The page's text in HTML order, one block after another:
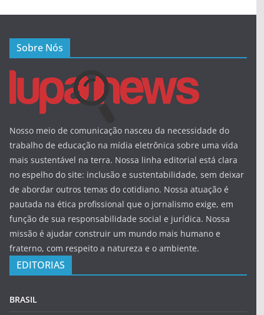
Sobre Nós
Nosso meio de comunicação nasceu da necessidade do
trabalho de educação na mídia eletrônica sobre uma vida
mais sustentável na terra. Nossa linha editorial está clara
no espelho do site: inclusão e sustentabilidade, sem deixar
de abordar outros temas do cotidiano. Nossa atuação é
pautada na ética profissional que o jornalismo exige, em
função de sua responsabilidade social e jurídica. Nossa
missão é ajudar construir um mundo mais humano e
fraterno, com respeito a natureza e o ambiente.
EDITORIAS
BRASIL